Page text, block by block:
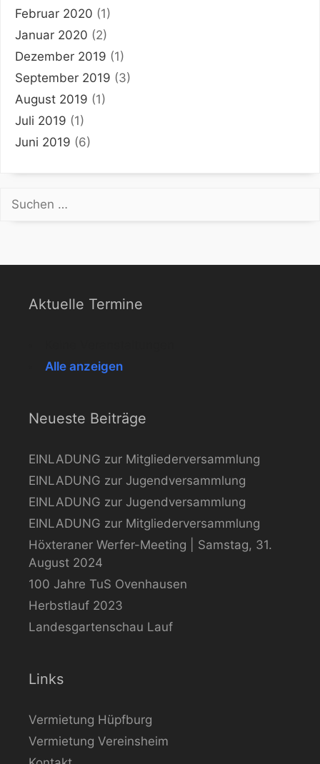
Februar 2020 (1)
Januar 2020 (2)
Dezember 2019 (1)
September 2019 (3)
August 2019 (1)
Juli 2019 (1)
Juni 2019 (6)
Suchen
nach:
Aktuelle Termine
Alle anzeigen
Neueste Beiträge
EINLADUNG zur Mitgliederversammlung
EINLADUNG zur Jugendversammlung
EINLADUNG zur Jugendversammlung
EINLADUNG zur Mitgliederversammlung
Höxteraner Werfer-Meeting | Samstag, 31.
August 2024
100 Jahre TuS Ovenhausen
Herbstlauf 2023
Landesgartenschau Lauf
Links
Vermietung Hüpfburg
Vermietung Vereinsheim